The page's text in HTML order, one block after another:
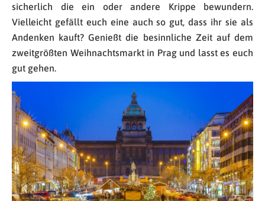
sicherlich die ein oder andere Krippe bewundern.
Vielleicht gefällt euch eine auch so gut, dass ihr sie als
Andenken kauft? Genießt die besinnliche Zeit auf dem
zweitgrößten Weihnachtsmarkt in Prag und lasst es euch
gut gehen.